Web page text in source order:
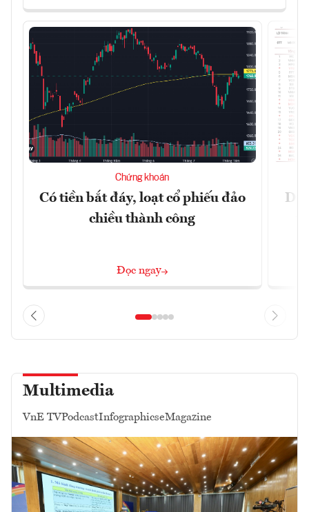
Chứng khoán
Có tiền bắt đáy, loạt cổ phiếu đảo
chiều thành công
Đọc ngay
Dự
Multimedia
VnE TVPodcastInfographicseMagazine